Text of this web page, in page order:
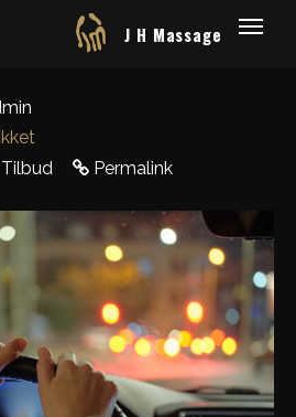
J H Massage
Tilbud Permalink